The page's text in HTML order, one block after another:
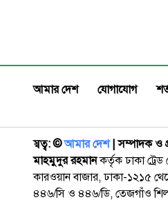
চুক্তির কঠোর সমালোচনা
রেজায়ী। তিনি বলেছেন, তুরস্ক ও
এ কাগুজে চুক্তি সৌদ
আমার দেশ যোগাযোগ
স্বত্ব: ©️আমার দেশ| সম্পাদক ও
মাহমুদুর রহমানকর্তৃক ঢাকা
কারওয়ান বাজার, ঢাকা-১২১৫
৪৪৬/সি ও ৪৪৬/ডি, তেজগাঁও